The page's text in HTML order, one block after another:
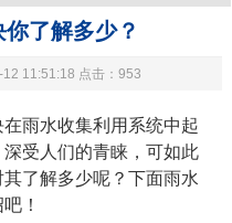
了解多少？
11:51:18 点击：953
雨水收集利用系统中起
受人们的青睐，可如此
了解多少呢？下面雨水
！